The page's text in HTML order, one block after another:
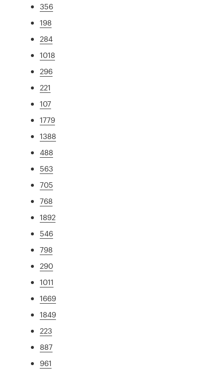
356
198
284
1018
296
221
107
1779
1388
488
563
705
768
1892
546
798
290
1011
1669
1849
223
887
961